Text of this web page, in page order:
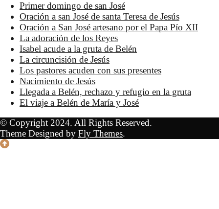
Primer domingo de san José
Oración a san José de santa Teresa de Jesús
Oración a San José artesano por el Papa Pío XII
La adoración de los Reyes
Isabel acude a la gruta de Belén
La circuncisión de Jesús
Los pastores acuden con sus presentes
Nacimiento de Jesús
Llegada a Belén, rechazo y refugio en la gruta
El viaje a Belén de María y José
© Copyright 2024. All Rights Reserved.
Theme Designed by Fly Themes.